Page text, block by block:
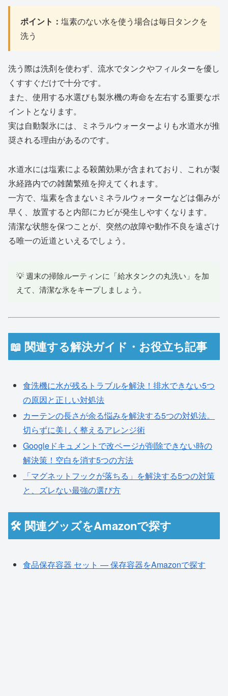
ポイント： 塩素のない水を使う場合は毎日タンクを
洗う
洗う際は洗剤を使わず、流水でタンクやフィルターを優し
くすすぐだけで十分です。
また、使用する水選びも製氷機の寿命を左右する重要なポ
イントとなります。
実は自動製氷には、ミネラルウォーターよりも水道水が推
奨される理由があるのです。
水道水には塩素による殺菌効果が含まれており、これが製
氷経路内での雑菌繁殖を抑えてくれます。
一方で、塩素を含まないミネラルウォーターなどは傷みが
早く、放置すると内部にカビが発生しやすくなります。
清潔な状態を保つことが、突然の故障や動作不良を遠ざけ
る唯一の近道といえるでしょう。
💡 週末の掃除ルーティンに「給水タンクの丸洗い」を加
えて、清潔な氷をキープしましょう。
📖 関連する解決ガイド・お役立ち記事
食洗機に水が残るトラブルを解決！排水できない5つ
の原因と正しい対処法
カーテンの長さが余る悩みを解決する5つの対処法。
切らずに美しく整えるアレンジ術
Googleドキュメントで改ページが削除できない時の
解決策！空白を消す5つの方法
「マグネットフックが落ちる」を解決する5つの対策
と、ズレない最強の選び方
🛠️ 関連グッズをAmazonで探す
食品保存容器 セット — 保存容器をAmazonで探す